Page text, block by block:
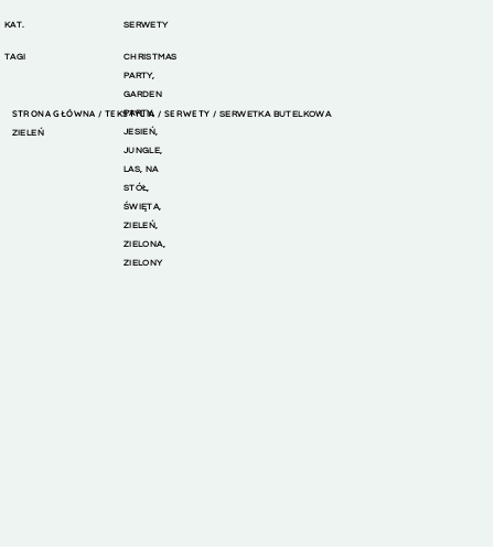
KAT. SERWETY
TAGI
CHRISTMAS
PARTY,
GARDEN
PARTY,
JESIEŃ,
JUNGLE,
LAS, NA
STÓŁ,
ŚWIĘTA,
ZIELEŃ,
ZIELONA,
ZIELONY
STRONA GŁÓWNA /TEKSTYLIA / SERWETY / SERWETKA BUTELKOWA
ZIELEŃ